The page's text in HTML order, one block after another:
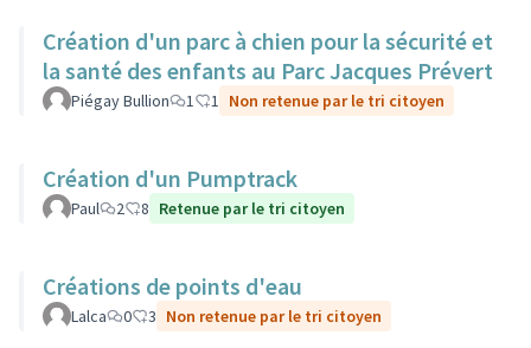
Création d'un parc à chien pour la sécurité et
la santé des enfants au Parc Jacques Prévert
Piégay Bullion 1 1 Non retenue par le tri citoyen
Création d'un Pumptrack
Paul 2 8 Retenue par le tri citoyen
Créations de points d'eau
Lalca 0 3 Non retenue par le tri citoyen